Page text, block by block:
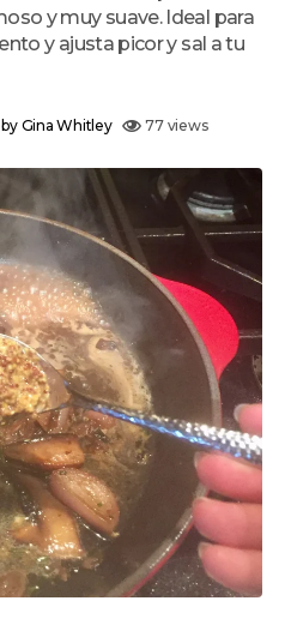
y muy suave. Ideal para
y ajusta picor y sal a tu
by Gina Whitley 77 views